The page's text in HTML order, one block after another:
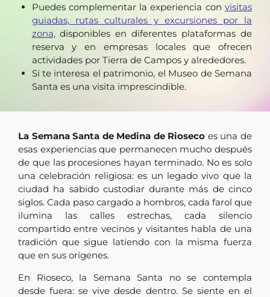
Puedes complementar la experiencia con visitas
guiadas, rutas culturales y excursiones por la
zona,disponibles en diferentes plataformas de
reserva y en empresas locales que ofrecen
actividades por Tierra de Campos y alrededores.
Si te interesa el patrimonio, el Museo de Semana
Santa es una visita imprescindible.
La Semana Santa de Medina de Rioseco es una de
esas experiencias que permanecen mucho después
de que las procesiones hayan terminado. No es solo
una celebración religiosa: es un legado vivo que la
ciudad ha sabido custodiar durante más de cinco
siglos. Cada paso cargado a hombros, cada farol que
ilumina las calles estrechas, cada silencio
compartido entre vecinos y visitantes habla de una
tradición que sigue latiendo con la misma fuerza
que en sus orígenes.
En Rioseco, la Semana Santa no se contempla
desde fuera: se vive desde dentro. Se siente en el